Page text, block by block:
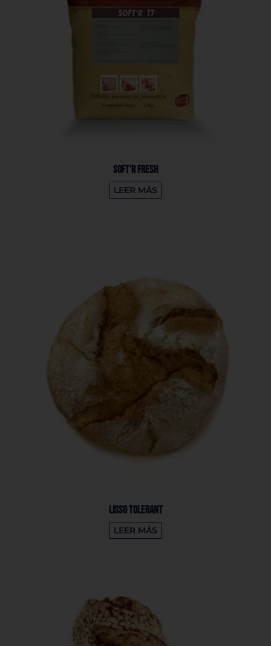
Soft’r Fresh
LEER MÁS
LISSO TOLERANT
LEER MÁS